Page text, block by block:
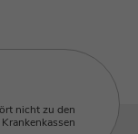
nicht zu den
um die